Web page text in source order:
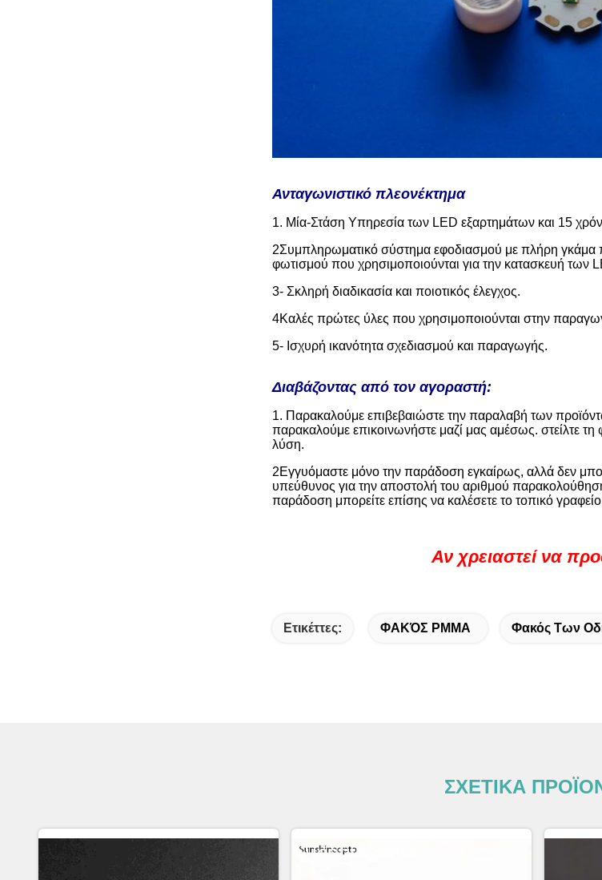
Ανταγωνιστικό πλεονέκτημα
1. Μία-Στάση Υπηρεσία των LED εξαρτημάτων και 15
2Συμπληρωματικό σύστημα εφοδιασμού με πλήρη
φωτισμού που χρησιμοποιούνται για την κατασκευή των
3- Σκληρή διαδικασία και ποιοτικός έλεγχος.
4Καλές πρώτες ύλες που χρησιμοποιούνται στην
5- Ισχυρή ικανότητα σχεδιασμού και παραγωγής.
Διαβάζοντας από τον αγοραστή:
1. Παρακαλούμε επιβεβαιώστε την παραλαβή των
παρακαλούμε επικοινωνήστε μαζί μας αμέσως. στείλτε
λύση.
2Εγγυόμαστε μόνο την παράδοση εγκαίρως, αλλά δεν
υπεύθυνος για την αποστολή του αριθμού
παράδοση μπορείτε επίσης να καλέσετε το τοπικό γραφείο
Αν χρειαστεί να
Ετικέττες: ΦΑΚΌΣ PMMA Φακός Των
ΣΧΕΤΙΚΑ